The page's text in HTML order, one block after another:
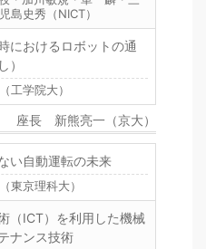
史秀（NICT）
におけるロボットの通
）
工学院大）
座長 新熊亮一（京大）
い自動運転の未来
京理科大）
（ICT）を利用した機械
ナンス技術